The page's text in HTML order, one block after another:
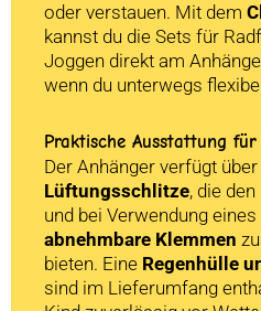
oder verstauen. Mit dem
kannst du die Sets für
Joggen direkt am
wenn du unterwegs
Praktische Ausstattung
Der Anhänger verfügt über
Lüftungsschlitze, die
und bei Verwendung
abnehmbare Klemmen
bieten. Eine Regenhülle
sind im Lieferumfang